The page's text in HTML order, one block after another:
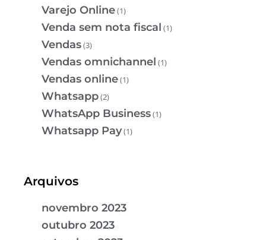
Varejo Online(1)
Venda sem nota fiscal (1)
Vendas(3)
Vendas omnichannel (1)
Vendas online(1)
Whatsapp(2)
WhatsApp Business(1)
Whatsapp Pay(1)
Arquivos
novembro 2023
outubro 2023